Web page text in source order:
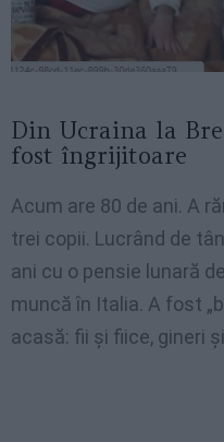
Din Ucraina la
fost îngrijitoare
Acum are 80 de ani. A
trei copii. Lucrând de
ani cu o pensie lunară
muncă în Italia. A fost
acasă: fii și fiice, gineri